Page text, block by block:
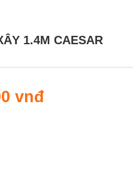
1.4M CAESAR
vnđ